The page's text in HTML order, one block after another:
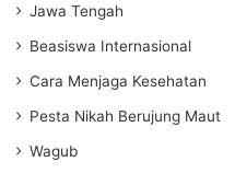
Jawa Tengah
Beasiswa Internasional
Cara Menjaga Kesehatan
Pesta Nikah Berujung Maut
Wagub